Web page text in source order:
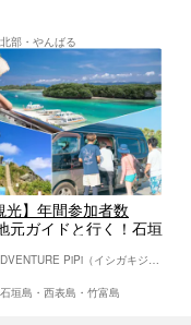
北部・やんばる
位
光】年間参加者数
元ガイドと行く！石垣
石垣島・西表島・竹富島